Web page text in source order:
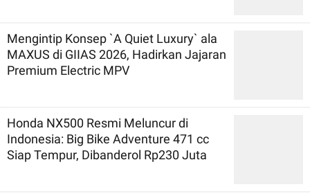
Mengintip Konsep `A Quiet Luxury` ala
MAXUS di GIIAS 2026, Hadirkan Jajaran
Premium Electric MPV
Honda NX500 Resmi Meluncur di
Indonesia: Big Bike Adventure 471 cc
Siap Tempur, Dibanderol Rp230 Juta